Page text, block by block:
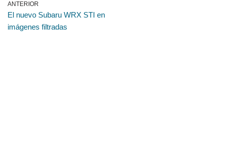
ANTERIOR
El nuevo Subaru WRX STI en
imágenes filtradas